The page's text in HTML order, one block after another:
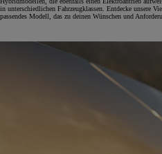
in unterschiedlichen Fahrzeugklassen. Entdecke unsere
passendes Modell, das zu deinen Wünschen und